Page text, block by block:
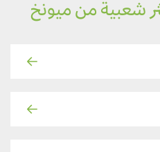
شعبية من ميونخ